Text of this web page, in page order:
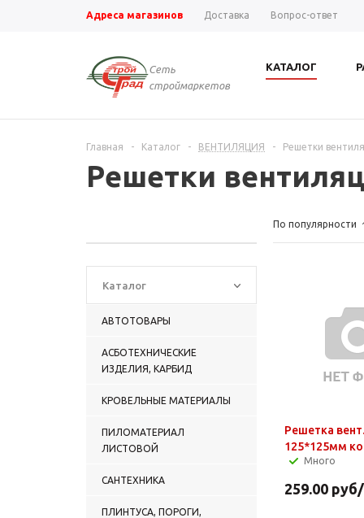
Адреса магазинов Доставка Вопрос-ответ
Сеть
строймаркетов
КАТАЛОГ
Главная - Каталог - ВЕНТИЛЯЦИЯ - Решетки
Решетки
Каталог
АВТОТОВАРЫ
АСБОТЕХНИЧЕСКИЕ
ИЗДЕЛИЯ, КАРБИД
КРОВЕЛЬНЫЕ МАТЕРИАЛЫ
ПИЛОМАТЕРИАЛ
ЛИСТОВОЙ
САНТЕХНИКА
ПЛИНТУСА, ПОРОГИ,
По популярности
Решетка
125*125мм
Много
259.00 руб